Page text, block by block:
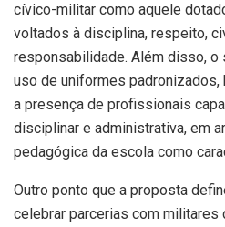
cívico-militar como aquele
voltados à disciplina, respeito,
responsabilidade. Além disso, o
uso de uniformes
a presença de profissionais
disciplinar e administrativa, em
pedagógica da escola como
Outro ponto que a proposta
celebrar parcerias com militares